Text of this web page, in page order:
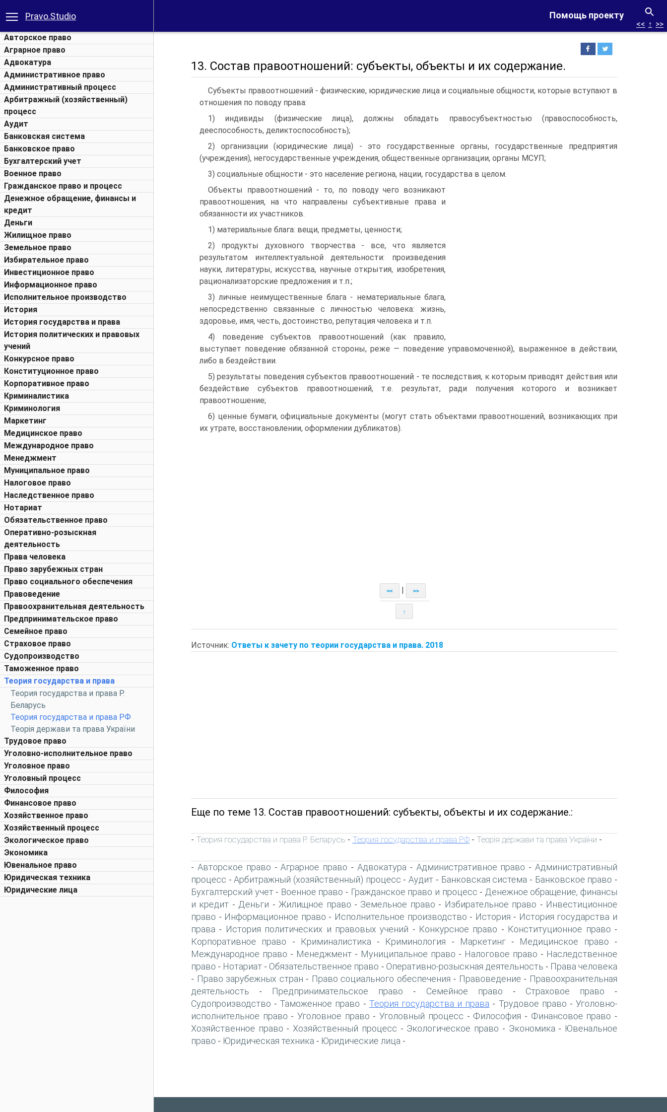
Помощь проекту
Pravo.Studio
Авторское право
Аграрное право
Адвокатура
Административное право
Административный процесс
Арбитражный (хозяйственный)
процесс
Аудит
Банковская система
Банковское право
Бухгалтерский учет
Военное право
Гражданское право и процесс
Денежное обращение, финансы и
кредит
Деньги
Жилищное право
Земельное право
Избирательное право
Инвестиционное право
Информационное право
Исполнительное производство
История
История государства и права
История политических и правовых
учений
Конкурсное право
Конституционное право
Корпоративное право
Криминалистика
Криминология
Маркетинг
Медицинское право
Международное право
Менеджмент
Муниципальное право
Налоговое право
Наследственное право
Нотариат
Обязательственное право
Оперативно-розыскная
деятельность
Права человека
Право зарубежных стран
Право социального обеспечения
Правоведение
Правоохранительная деятельность
Предпринимательское право
Семейное право
Страховое право
Судопроизводство
Таможенное право
Теория государства и права
Теория государства и права Р.
Беларусь
Теория государства и права РФ
Теорія держави та права України
Трудовое право
Уголовно-исполнительное право
Уголовное право
Уголовный процесс
Философия
Финансовое право
Хозяйственное право
Хозяйственный процесс
Экологическое право
Экономика
Ювенальное право
Юридическая техника
Юридические лица
<< ↑ >>
13. Состав правоотношений: субъекты, объекты и их содержание.
Субъекты правоотношений - физические, юридические лица и социальные общности, которые вступают в
отношения по поводу права:
1) индивиды (физические лица), должны обладать правосубъектностью (правоспособность,
дееспособность, деликтоспособность);
2) организации (юридические лица) - это государственные органы, государственные предприятия
(учреждения), негосударственные учреждения, общественные организации, органы МСУП;
3) социальные общности - это население региона, нации, государства в целом.
Объекты правоотношений - то, по поводу чего возникают
правоотношения, на что направлены субъективные права и
обязанности их участников.
1) материальные блага: вещи, предметы, ценности;
2) продукты духовного творчества - все, что является
результатом интеллектуальной деятельности: произведения
науки, литературы, искусства, научные открытия, изобретения,
рационализаторские предложения и т.п.;
3) личные неимущественные блага - нематериальные блага,
непосредственно связанные с личностью человека: жизнь,
здоровье, имя, честь, достоинство, репутация человека и т.п.
4) поведение субъектов правоотношений (как правило,
выступает поведение обязанной стороны, реже — поведение управомоченной), выраженное в действии,
либо в бездействии.
5) результаты поведения субъектов правоотношений - те последствия, к которым приводят действия или
бездействие субъектов правоотношений, т.е. результат, ради получения которого и возникает
правоотношение;
6) ценные бумаги, официальные документы (могут стать объектами правоотношений, возникающих при
их утрате, восстановлении, оформлении дубликатов).
<< >>
↑
Источник: Ответы к зачету по теории государства и права. 2018
Еще по теме 13. Состав правоотношений: субъекты, объекты и их содержание.:
- Теория государства и права Р. Беларусь - Теория государства и права РФ - Теорія держави та права України -
- Авторское право -Аграрное право - Адвокатура - Административное право -Административный
процесс -Арбитражный (хозяйственный) процесс -Аудит - Банковская система - Банковское право -
Бухгалтерский учет- Военное право - Гражданское право и процесс - Денежное обращение, финансы
и кредит - Деньги - Жилищное право - Земельное право - Избирательное право - Инвестиционное
право - Информационное право - Исполнительное производство - История - История государства и
права - История политических и правовых учений - Конкурсное право - Конституционное право -
Корпоративное право - Криминалистика - Криминология - Маркетинг- Медицинское право -
Международное право - Менеджмент - Муниципальное право - Налоговое право - Наследственное
право - Нотариат - Обязательственное право - Оперативно-розыскная деятельность - Права человека
- Право зарубежных стран - Право социального обеспечения - Правоведение - Правоохранительная
деятельность - Предпринимательское право - Семейное право - Страховое право -
Судопроизводство -Таможенное право - Теория государства и права - Трудовое право -Уголовно-
исполнительное право -Уголовное право -Уголовный процесс - Философия - Финансовое право -
Хозяйственное право - Хозяйственный процесс - Экологическое право - Экономика - Ювенальное
право - Юридическая техника - Юридические лица -